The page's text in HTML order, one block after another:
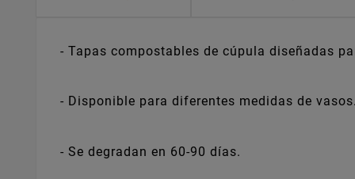
- Tapas compostables de cúpula diseñadas
- Disponible para diferentes medidas de vasos.
- Se degradan en 60-90 días.